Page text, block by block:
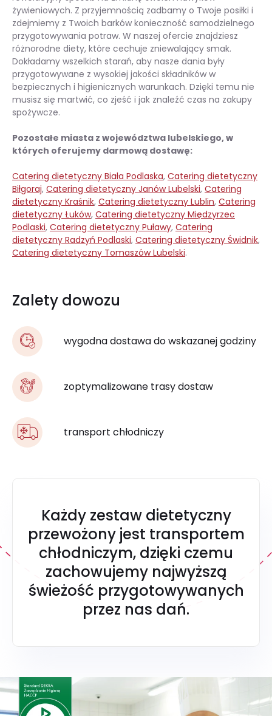
żywieniowych. Z przyjemnością zadbamy o Twoje posiłki i
zdejmiemy z Twoich barków konieczność samodzielnego
przygotowywania potraw. W naszej ofercie znajdziesz
różnorodne diety, które cechuje zniewalający smak.
Dokładamy wszelkich starań, aby nasze dania były
przygotowywane z wysokiej jakości składników w
bezpiecznych i higienicznych warunkach. Dzięki temu nie
musisz się martwić, co zjeść i jak znaleźć czas na zakupy
spożywcze.
Pozostałe miasta z województwa lubelskiego, w
których oferujemy darmową dostawę:
Catering dietetyczny Biała Podlaska, Catering dietetyczny
Biłgoraj, Catering dietetyczny Janów Lubelski, Catering
dietetyczny Kraśnik, Catering dietetyczny Lublin, Catering
dietetyczny Łuków, Catering dietetyczny Międzyrzec
Podlaski, Catering dietetyczny Puławy, Catering
dietetyczny Radzyń Podlaski, Catering dietetyczny Świdnik,
Catering dietetyczny Tomaszów Lubelski.
Zalety dowozu
wygodna dostawa do wskazanej godziny
zoptymalizowane trasy dostaw
transport chłodniczy
Każdy zestaw dietetyczny
przewożony jest transportem
chłodniczym, dzięki czemu
zachowujemy najwyższą
świeżość przygotowywanych
przez nas dań.